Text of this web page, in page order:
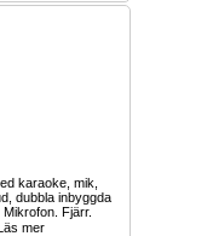
karaoke, mik,
dubbla inbyggda
Fjärr.
mer